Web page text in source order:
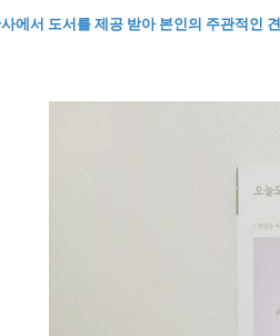
에서 도서를 제공 받아 본인의 주관적인